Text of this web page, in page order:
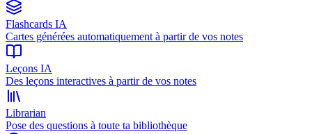
Flashcards IA
Cartes générées automatiquement à partir de vos notes
Leçons IA
Des leçons interactives à partir de vos notes
Librarian
Pose des questions à toute ta bibliothèque